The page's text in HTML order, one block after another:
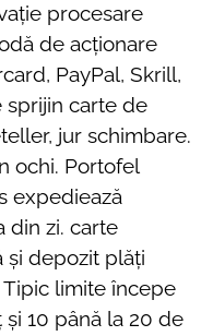
procesare
de acționare
PayPal, Skrill,
sprijin carte de
jur schimbare.
ochi. Portofel
expediează
din zi. carte
și depozit plăți
limite începe
10 până la 20 de